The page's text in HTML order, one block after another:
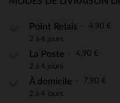
Point Relais 4,90 €
2 à 4 jours
La Poste 4,90 €
2 à 4 jours
À domicile 7,90 €
2 à 4 jours